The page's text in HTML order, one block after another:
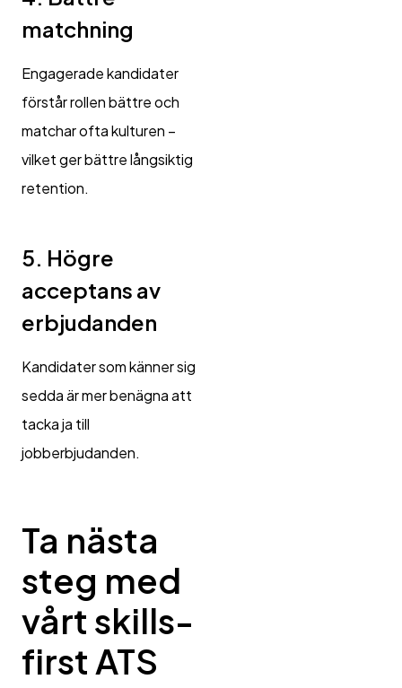
matchning
Engagerade kandidater
förstår rollen bättre och
matchar ofta kulturen –
vilket ger bättre långsiktig
retention.
5. Högre
acceptans av
erbjudanden
Kandidater som känner sig
sedda är mer benägna att
tacka ja till
jobberbjudanden.
Ta nästa
steg med
vårt skills-
first ATS